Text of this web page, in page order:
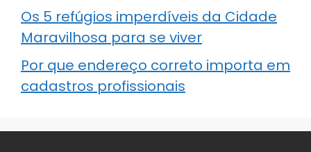
Os 5 refúgios imperdíveis da Cidade
Maravilhosa para se viver
Por que endereço correto importa em
cadastros profissionais